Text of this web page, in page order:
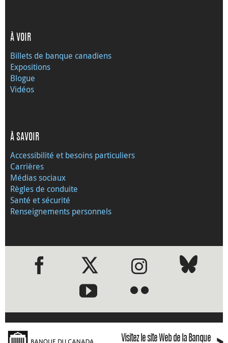
À VOIR
Billets de banque canadiens
Expositions
Blogue
Vidéos
À SAVOIR
Accessibilité et besoins particuliers
Carrières
Médias sociaux
Règles de conduite
Santé et sécurité
Renseignements personnels
●●
Visitez le site Web de la Banque